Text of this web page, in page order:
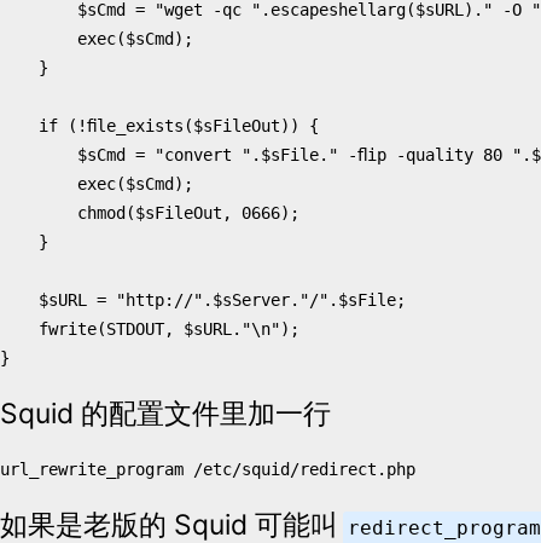
$sCmd = "wget -qc " . escapeshellarg($sURL ) . " -O "
exec($sCmd );
}
if ( !file_exists ($sFileOut))
{
$sCmd
= "convert " . $sFile. " -flip -quality 80 " .
exec($sCmd );
chmod ($sFileOut , 0666);
}
$sURL = "http://" . $sServer. "/" . $sFile;
fwrite(STDOUT, $sURL . "\n");
}
Squid 的配置文件里加一行
如果是老版的 Squid 可能叫 redirect_program